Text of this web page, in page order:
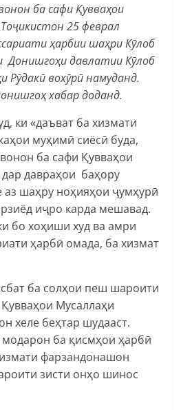
ба сафи Қувваҳои
25 феврал
ҳарбии шаҳри Кӯлоб
Донишгоҳи давлатии Кӯлоб
Рӯдакӣ вохӯрӣ намуданд.
хабар доданд.
ки «даъват ба хизмати
муҳимӣ сиёсӣ буда,
ба сафи Қувваҳои
давраҳои баҳору
аз шаҳру ноҳияҳои ҷумҳурӣ
иҷро карда мешавад.
бо хоҳиши худ ва амри
ҳарбӣ омада, ба хизмат
ба солҳои пеш шароити
Мусаллаҳи
хеле беҳтар шудааст.
модарон ба қисмҳои ҳарбӣ
фарзандонашон
зисти онҳо шинос